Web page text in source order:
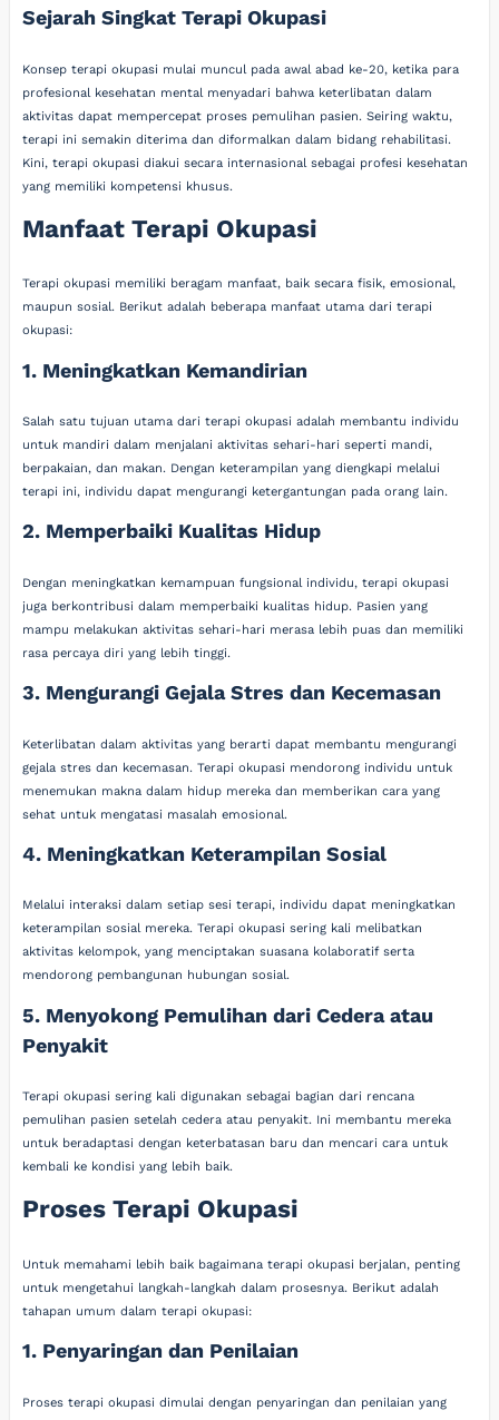
Sejarah Singkat Terapi Okupasi
Konsep terapi okupasi mulai muncul pada awal abad ke-20, ketika para
profesional kesehatan mental menyadari bahwa keterlibatan dalam
aktivitas dapat mempercepat proses pemulihan pasien. Seiring waktu,
terapi ini semakin diterima dan diformalkan dalam bidang rehabilitasi.
Kini, terapi okupasi diakui secara internasional sebagai profesi kesehatan
yang memiliki kompetensi khusus.
Manfaat Terapi Okupasi
Terapi okupasi memiliki beragam manfaat, baik secara fisik, emosional,
maupun sosial. Berikut adalah beberapa manfaat utama dari terapi
okupasi:
1. Meningkatkan Kemandirian
Salah satu tujuan utama dari terapi okupasi adalah membantu individu
untuk mandiri dalam menjalani aktivitas sehari-hari seperti mandi,
berpakaian, dan makan. Dengan keterampilan yang diengkapi melalui
terapi ini, individu dapat mengurangi ketergantungan pada orang lain.
2. Memperbaiki Kualitas Hidup
Dengan meningkatkan kemampuan fungsional individu, terapi okupasi
juga berkontribusi dalam memperbaiki kualitas hidup. Pasien yang
mampu melakukan aktivitas sehari-hari merasa lebih puas dan memiliki
rasa percaya diri yang lebih tinggi.
3. Mengurangi Gejala Stres dan Kecemasan
Keterlibatan dalam aktivitas yang berarti dapat membantu mengurangi
gejala stres dan kecemasan. Terapi okupasi mendorong individu untuk
menemukan makna dalam hidup mereka dan memberikan cara yang
sehat untuk mengatasi masalah emosional.
4. Meningkatkan Keterampilan Sosial
Melalui interaksi dalam setiap sesi terapi, individu dapat meningkatkan
keterampilan sosial mereka. Terapi okupasi sering kali melibatkan
aktivitas kelompok, yang menciptakan suasana kolaboratif serta
mendorong pembangunan hubungan sosial.
5. Menyokong Pemulihan dari Cedera atau
Penyakit
Terapi okupasi sering kali digunakan sebagai bagian dari rencana
pemulihan pasien setelah cedera atau penyakit. Ini membantu mereka
untuk beradaptasi dengan keterbatasan baru dan mencari cara untuk
kembali ke kondisi yang lebih baik.
Proses Terapi Okupasi
Untuk memahami lebih baik bagaimana terapi okupasi berjalan, penting
untuk mengetahui langkah-langkah dalam prosesnya. Berikut adalah
tahapan umum dalam terapi okupasi:
1. Penyaringan dan Penilaian
Proses terapi okupasi dimulai dengan penyaringan dan penilaian yang